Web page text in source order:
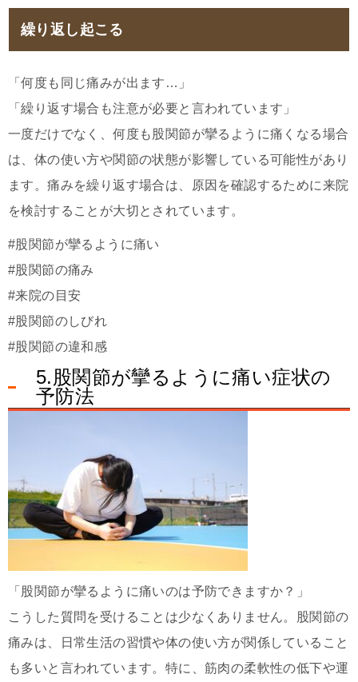
繰り返し起こる
「何度も同じ痛みが出ます…」
「繰り返す場合も注意が必要と言われています」
一度だけでなく、何度も股関節が攣るように痛くなる場合
は、体の使い方や関節の状態が影響している可能性があり
ます。痛みを繰り返す場合は、原因を確認するために来院
を検討することが大切とされています。
#股関節が攣るように痛い
#股関節の痛み
#来院の目安
#股関節のしびれ
#股関節の違和感
5.股関節が攣るように痛い症状の
予防法
「股関節が攣るように痛いのは予防できますか？」
こうした質問を受けることは少なくありません。股関節の
痛みは、日常生活の習慣や体の使い方が関係していること
も多いと言われています。特に、筋肉の柔軟性の低下や運